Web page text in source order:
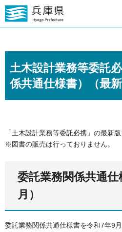
土木設計業務等委託
係共通仕様書）（最新
「土木設計業務等委託必携」の最新
※図書の販売は行っておりません。
委託業務関係共通
月）
委託業務関係共通仕様書を令和7年9